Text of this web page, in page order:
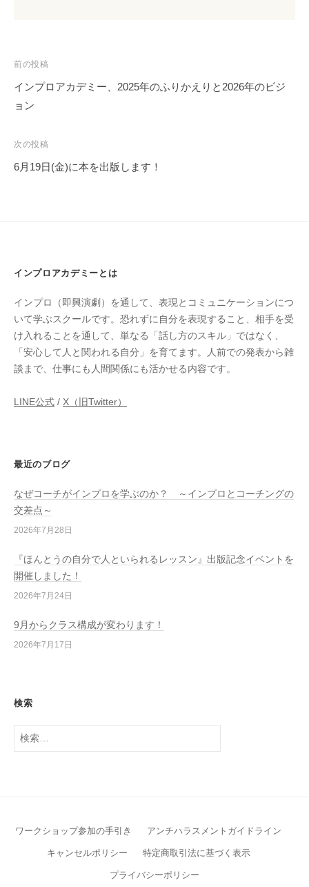
投
稿
ナ
ゲ
ー
前の投稿
インプロアカデミー、2025年のふりかえりと2026年のビジ
ョン
次の投稿
6月19日(金)に本を出版します！
インプロアカデミーとは
インプロ（即興演劇）を通して、表現とコミュニケーションにつ
いて学ぶスクールです。恐れずに自分を表現すること、相手を受
け入れることを通して、単なる「話し方のスキル」ではなく、
「安心して人と関われる自分」を育てます。人前での発表から雑
談まで、仕事にも人間関係にも活かせる内容です。
LINE公式 / X（旧Twitter）
最近のブログ
なぜコーチがインプロを学ぶのか？ ～インプロとコーチングの
交差点～
2026年7月28日
『ほんとうの自分で人といられるレッスン』出版記念イベントを
開催しました！
2026年7月24日
9月からクラス構成が変わります！
2026年7月17日
検索
検
ワークショップ参加の手引き アンチハラスメントガイドライン
キャンセルポリシー 特定商取引法に基づく表示
プライバシーポリシー